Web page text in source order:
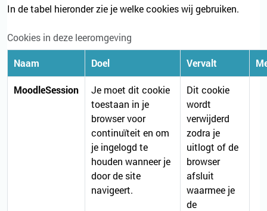
In de tabel hieronder zie je welke cookies wij gebruiken.
Cookies in deze leeromgeving
Naam Doel Vervalt
MoodleSession
Je moet dit cookie
toestaan in je
browser voor
continuïteit en om
je ingelogd te
houden wanneer je
door de site
navigeert.
Dit cookie
wordt
verwijderd
zodra je
uitlogt of de
browser
afsluit
waarmee je
de